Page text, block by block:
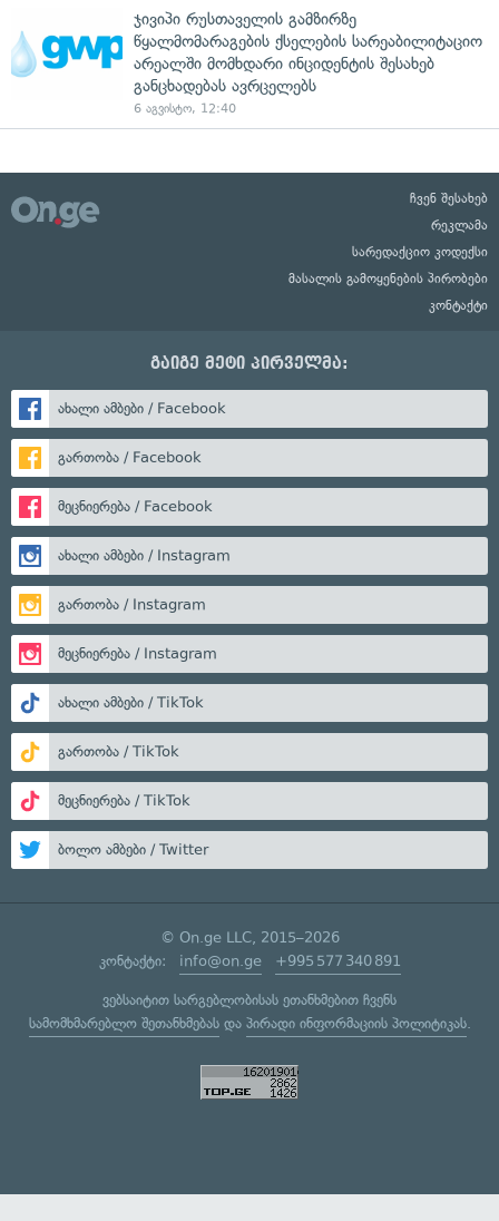
ჯივიპი რუსთაველის გამზირზე
წყალმომარაგების ქსელების სარეაბილიტაციო
არეალში მომხდარი ინციდენტის შესახებ
განცხადებას ავრცელებს
6 აგვისტო, 12:40
ჩვენ შესახებ
რეკლამა
სარედაქციო კოდექსი
მასალის გამოყენების პირობები
კონტაქტი
გაიგე მეტი პირველმა:
ახალი ამბები / Facebook
გართობა / Facebook
მეცნიერება / Facebook
ახალი ამბები / Instagram
გართობა / Instagram
მეცნიერება / Instagram
ახალი ამბები / TikTok
გართობა / TikTok
მეცნიერება / TikTok
ბოლო ამბები / Twitter
© On.ge LLC, 2015–2026
კონტაქტი: info@on.ge +995 577 340 891
ვებსაიტით სარგებლობისას ეთანხმებით ჩვენს
სამომხმარებლო შეთანხმებასდა პირადი ინფორმაციის პოლიტიკას.